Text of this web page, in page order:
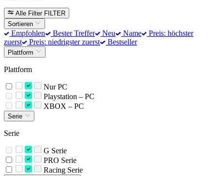
Alle Filter FILTER
Sortieren
Empfohlen Bester Treffer Neu Name
Preis: höchster
zuerst
Preis: niedrigster zuerst Bestseller
Plattform
Plattform
Nur PC
Playstation – PC
XBOX – PC
Serie
Serie
G Serie
PRO Serie
Racing Serie